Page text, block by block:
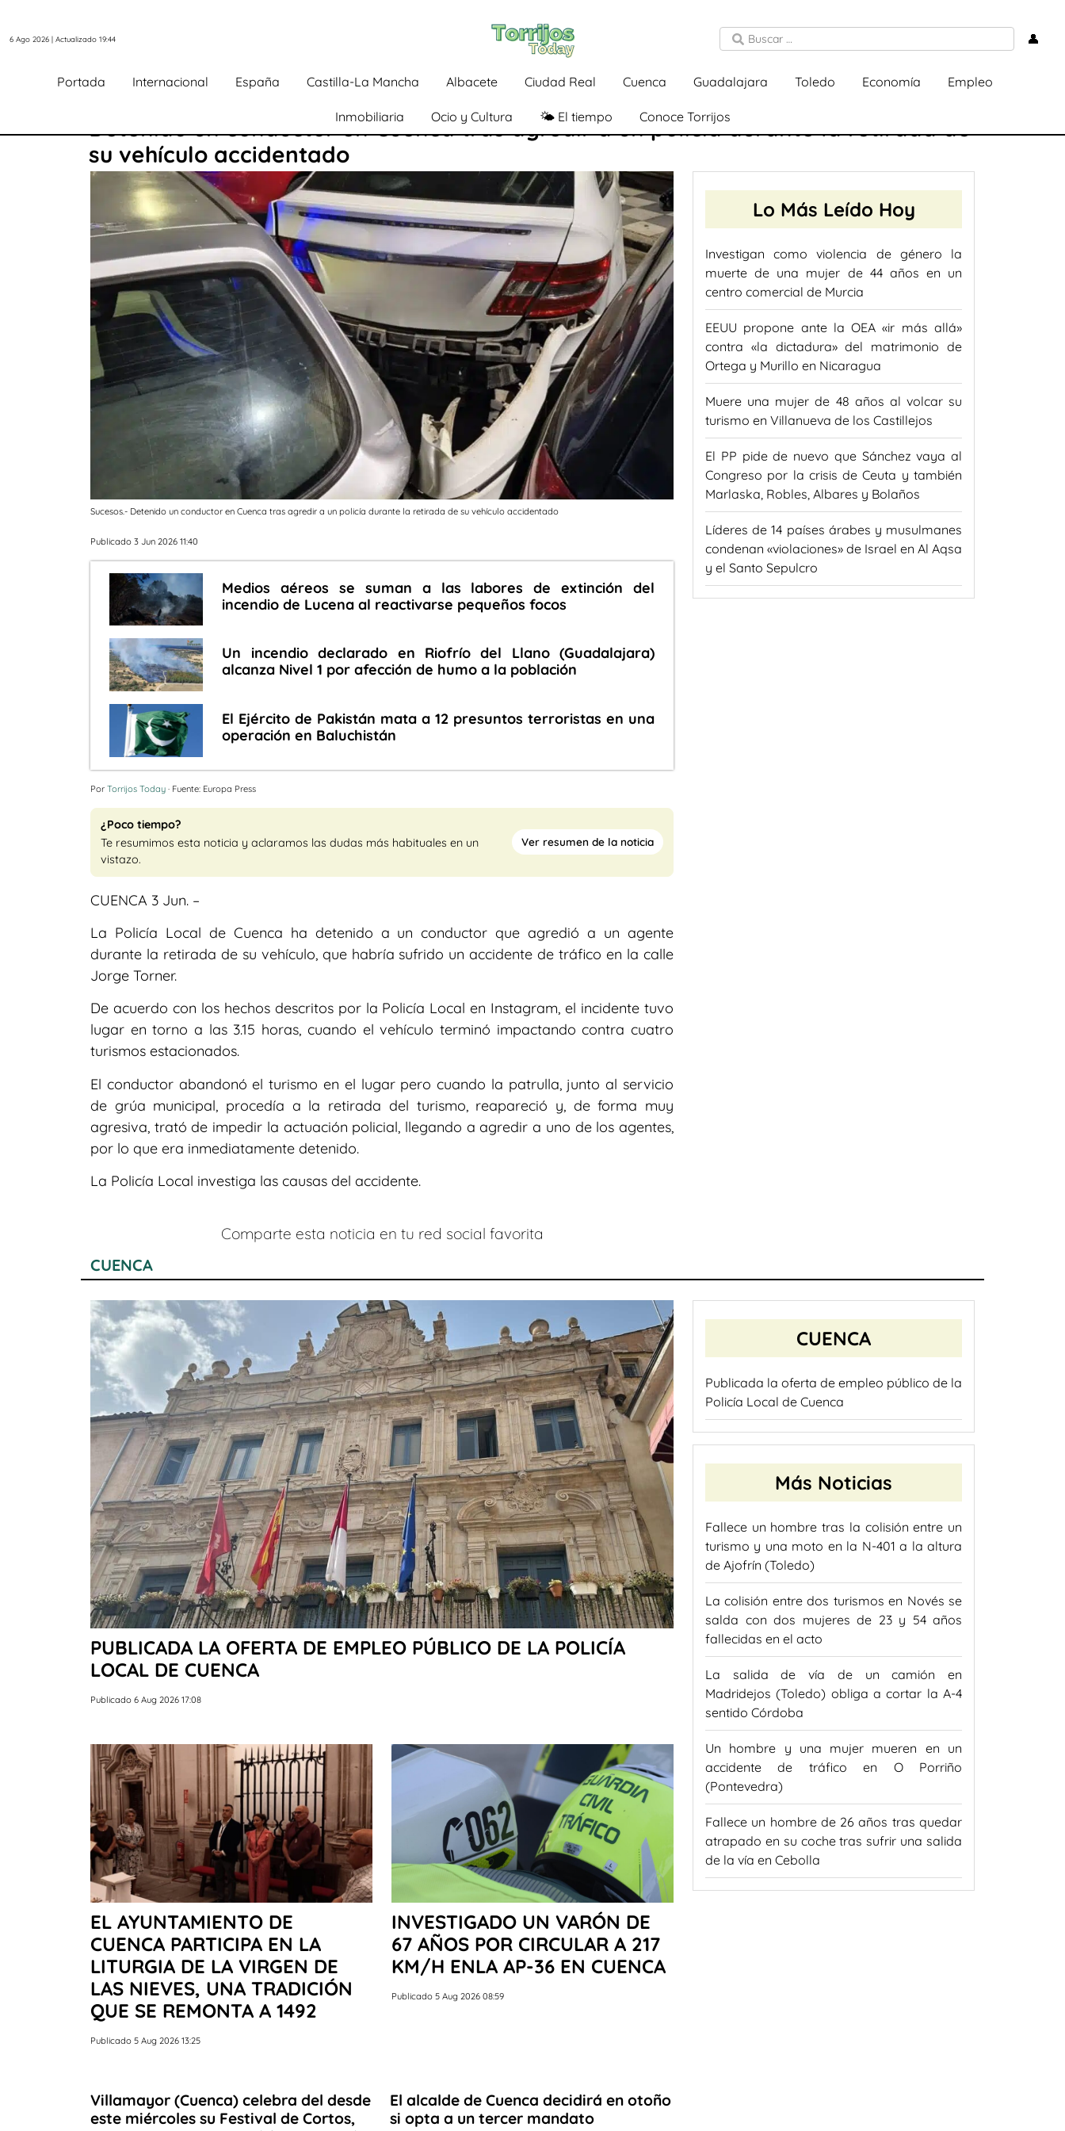
6 Ago 2026 | Actualizado 19:44 👤
Portada Internacional España Castilla-La Mancha Albacete Ciudad Real Cuenca Guadalajara Toledo Economía Empleo
Inmobiliaria Ocio y Cultura 🌤️ El tiempo Conoce Torrijos
Detenido un conductor en Cuenca tras agredir a un policía durante la retirada de
su vehículo accidentado
Sucesos.- Detenido un conductor en Cuenca tras agredir a un policía durante la retirada de su vehículo accidentado
Publicado 3 Jun 2026 11:40
Medios aéreos se suman a las labores de extinción del
incendio de Lucena al reactivarse pequeños focos
Un incendio declarado en Riofrío del Llano (Guadalajara)
alcanza Nivel 1 por afección de humo a la población
El Ejército de Pakistán mata a 12 presuntos terroristas en una
operación en Baluchistán
Por Torrijos Today · Fuente: Europa Press
¿Poco tiempo?
Te resumimos esta noticia y aclaramos las dudas más habituales en un
vistazo.
Ver resumen de la noticia
CUENCA 3 Jun. –
La Policía Local de Cuenca ha detenido a un conductor que agredió a un agente
durante la retirada de su vehículo, que habría sufrido un accidente de tráfico en la calle
Jorge Torner.
De acuerdo con los hechos descritos por la Policía Local en Instagram, el incidente tuvo
lugar en torno a las 3.15 horas, cuando el vehículo terminó impactando contra cuatro
turismos estacionados.
El conductor abandonó el turismo en el lugar pero cuando la patrulla, junto al servicio
de grúa municipal, procedía a la retirada del turismo, reapareció y, de forma muy
agresiva, trató de impedir la actuación policial, llegando a agredir a uno de los agentes,
por lo que era inmediatamente detenido.
La Policía Local investiga las causas del accidente.
Comparte esta noticia en tu red social favorita
Lo Más Leído Hoy
Investigan como violencia de género la
muerte de una mujer de 44 años en un
centro comercial de Murcia
EEUU propone ante la OEA «ir más allá»
contra «la dictadura» del matrimonio de
Ortega y Murillo en Nicaragua
Muere una mujer de 48 años al volcar su
turismo en Villanueva de los Castillejos
El PP pide de nuevo que Sánchez vaya al
Congreso por la crisis de Ceuta y también
Marlaska, Robles, Albares y Bolaños
Líderes de 14 países árabes y musulmanes
condenan «violaciones» de Israel en Al Aqsa
y el Santo Sepulcro
CUENCA
PUBLICADA LA OFERTA DE EMPLEO PÚBLICO DE LA POLICÍA
LOCAL DE CUENCA
Publicado 6 Aug 2026 17:08
EL AYUNTAMIENTO DE
CUENCA PARTICIPA EN LA
LITURGIA DE LA VIRGEN DE
LAS NIEVES, UNA TRADICIÓN
QUE SE REMONTA A 1492
Publicado 5 Aug 2026 13:25
INVESTIGADO UN VARÓN DE
67 AÑOS POR CIRCULAR A 217
KM/H ENLA AP-36 EN CUENCA
Publicado 5 Aug 2026 08:59
Villamayor (Cuenca) celebra del desde
este miércoles su Festival de Cortos,
El alcalde de Cuenca decidirá en otoño
si opta a un tercer mandato
CUENCA
Publicada la oferta de empleo público de la
Policía Local de Cuenca
Más Noticias
Fallece un hombre tras la colisión entre un
turismo y una moto en la N-401 a la altura
de Ajofrín (Toledo)
La colisión entre dos turismos en Novés se
salda con dos mujeres de 23 y 54 años
fallecidas en el acto
La salida de vía de un camión en
Madridejos (Toledo) obliga a cortar la A-4
sentido Córdoba
Un hombre y una mujer mueren en un
accidente de tráfico en O Porriño
(Pontevedra)
Fallece un hombre de 26 años tras quedar
atrapado en su coche tras sufrir una salida
de la vía en Cebolla